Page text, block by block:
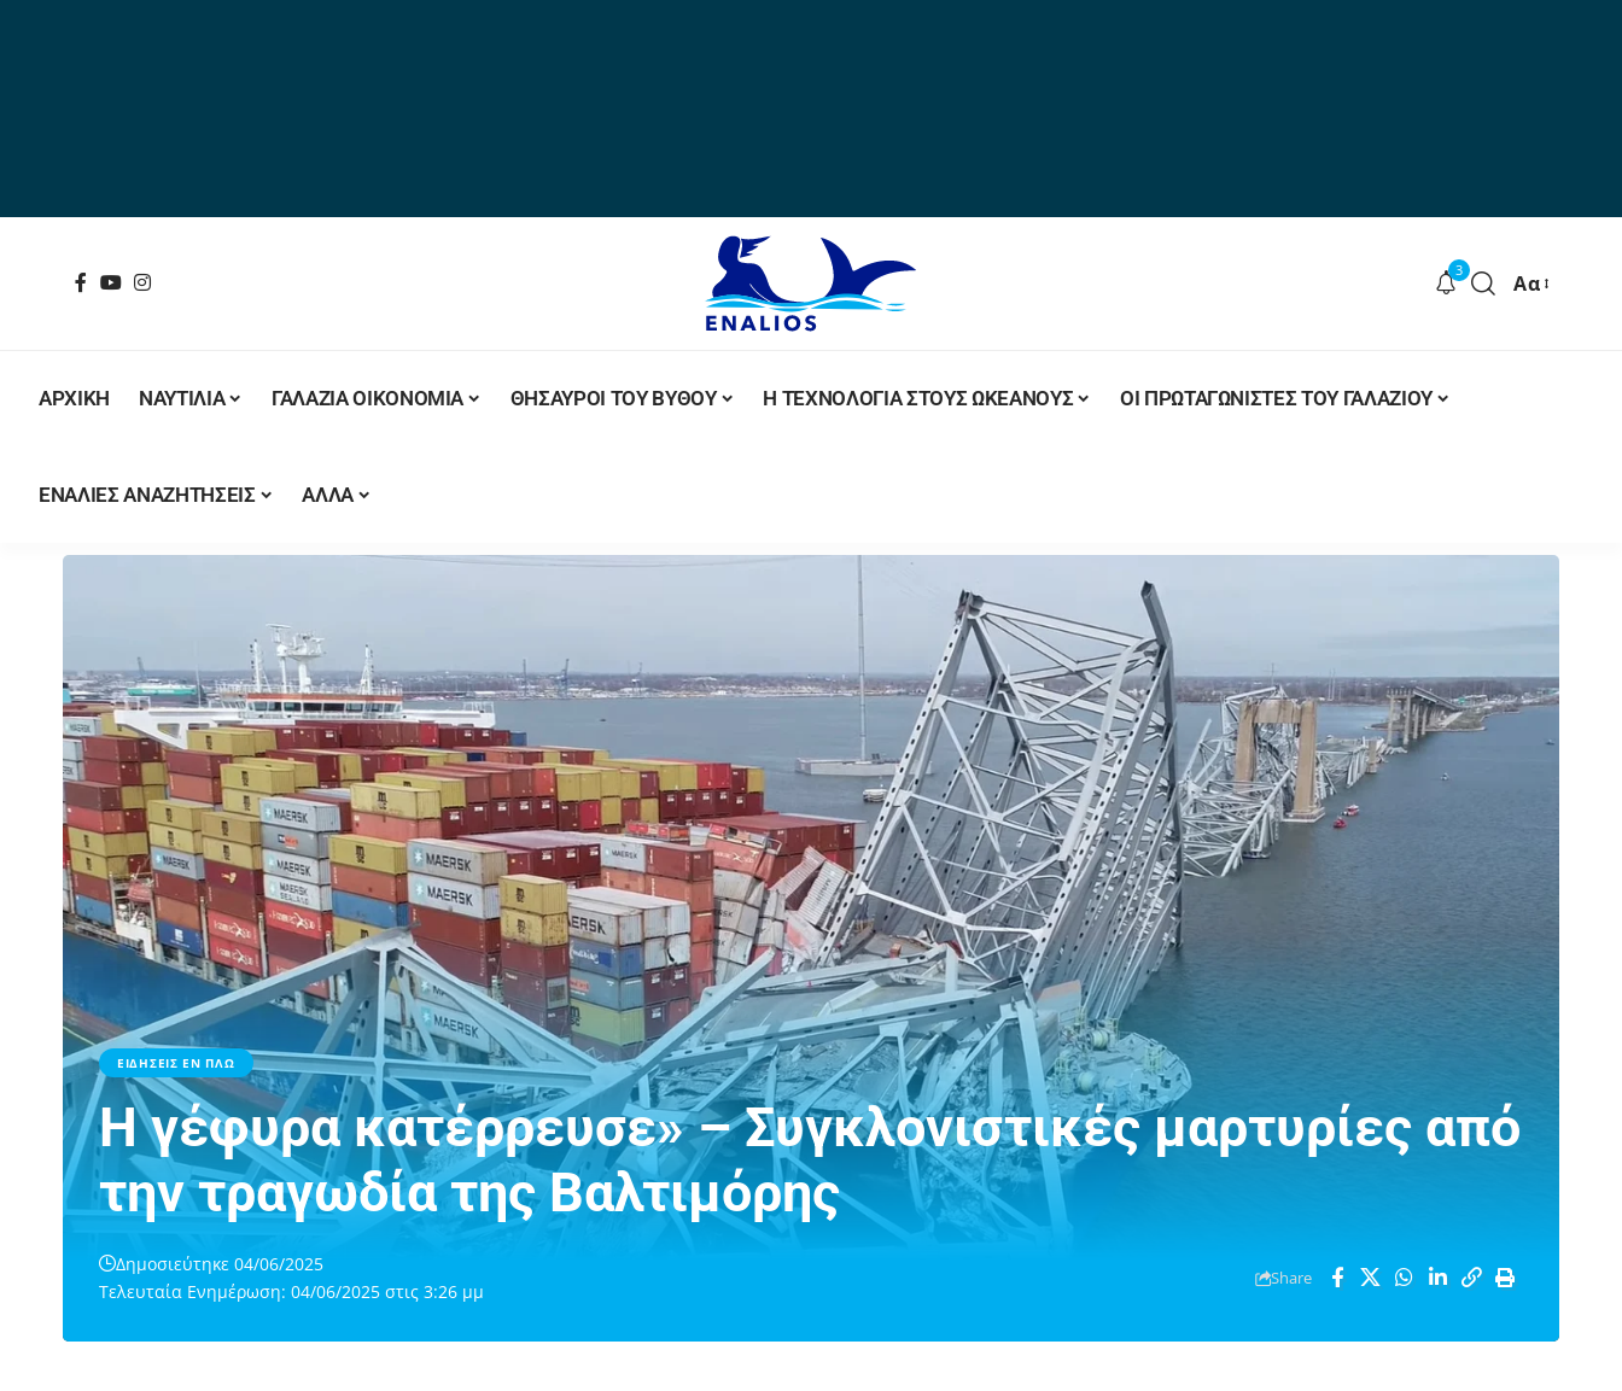
3 Αα
ΑΡΧΙΚΗ ΝΑΥΤΙΛΙΑ ΓΑΛΑΖΙΑ ΟΙΚΟΝΟΜΙΑ ΘΗΣΑΥΡΟΙ ΤΟΥ ΒΥΘΟΥ Η ΤΕΧΝΟΛΟΓΙΑ ΣΤΟΥΣ ΩΚΕΑΝΟΥΣ ΟΙ ΠΡΩΤΑΓΩΝΙΣΤΕΣ ΤΟΥ ΓΑΛΑΖΙΟΥ
ΕΝΑΛΙΕΣ ΑΝΑΖΗΤΗΣΕΙΣ ΑΛΛΑ
ΕΙΔΗΣΕΙΣ ΕΝ ΠΛΩ
Η γέφυρα κατέρρευσε» – Συγκλονιστικές μαρτυρίες από
την τραγωδία της Βαλτιμόρης
Τελευταία Ενημέρωση: 04/06/2025 στις 3:26 μμ
Δημοσιεύτηκε 04/06/2025
Share